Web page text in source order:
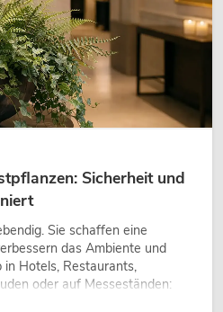
Silent
Sicherheit und
Sie schaffen eine
das Ambiente und
Hotels, Restaurants,
oder auf Messeständen:
gehört heute längst zum